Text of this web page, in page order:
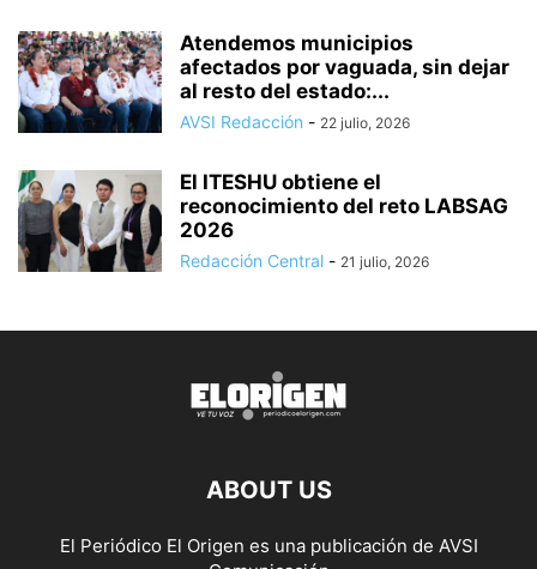
Atendemos municipios
afectados por vaguada, sin dejar
al resto del estado:...
AVSI Redacción - 22 julio, 2026
El ITESHU obtiene el
reconocimiento del reto LABSAG
2026
Redacción Central - 21 julio, 2026
ABOUT US
El Periódico El Origen es una publicación de AVSI